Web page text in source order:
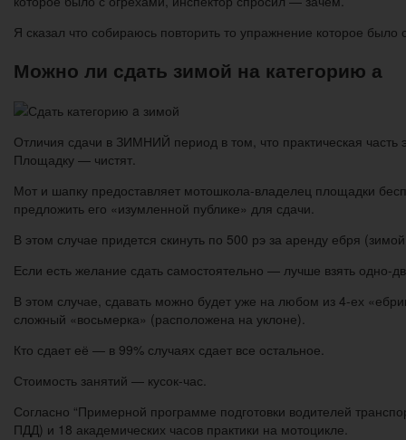
Я сказал что собираюсь повторить то упражнение которое
Можно ли сдать зимой на категорию а
Отличия сдачи в ЗИМНИЙ период в том, что практическая
Площадку — чистят.
Мот и шапку предоставляет мотошкола-владелец площадки
предложить его «изумленной публике» для сдачи.
В этом случае придется скинуть по 500 рэ за аренду ебря
Если есть желание сдать самостоятельно — лучше взять одно-
В этом случае, сдавать можно будет уже на любом из 4-ех
сложный «восьмерка» (расположена на уклоне).
Кто сдает её — в 99% случаях сдает все остальное.
Стоимость занятий — кусок-час.
Согласно “Примерной программе подготовки водителей
ПДД) и 18 академических часов практики на мотоцикле.